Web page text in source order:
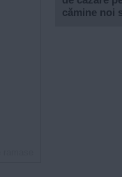
cămine noi